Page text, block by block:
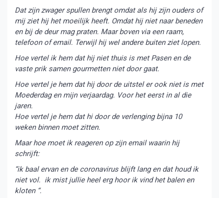
Dat zijn zwager spullen brengt omdat als hij zijn ouders of
mij ziet hij het moeilijk heeft. Omdat hij niet naar beneden
en bij de deur mag praten. Maar boven via een raam,
telefoon of email. Terwijl hij wel andere buiten ziet lopen.
Hoe vertel ik hem dat hij niet thuis is met Pasen en de
vaste prik samen gourmetten niet door gaat.
Hoe vertel je hem dat hij door de uitstel er ook niet is met
Moederdag en mijn verjaardag. Voor het eerst in al die
jaren.
Hoe vertel je hem dat hi door de verlenging bijna 10
weken binnen moet zitten.
Maar hoe moet ik reageren op zijn email waarin hij
schrijft:
“ik baal ervan en de coronavirus blijft lang en dat houd ik
niet vol. ik mist jullie heel erg hoor ik vind het balen en
kloten “.